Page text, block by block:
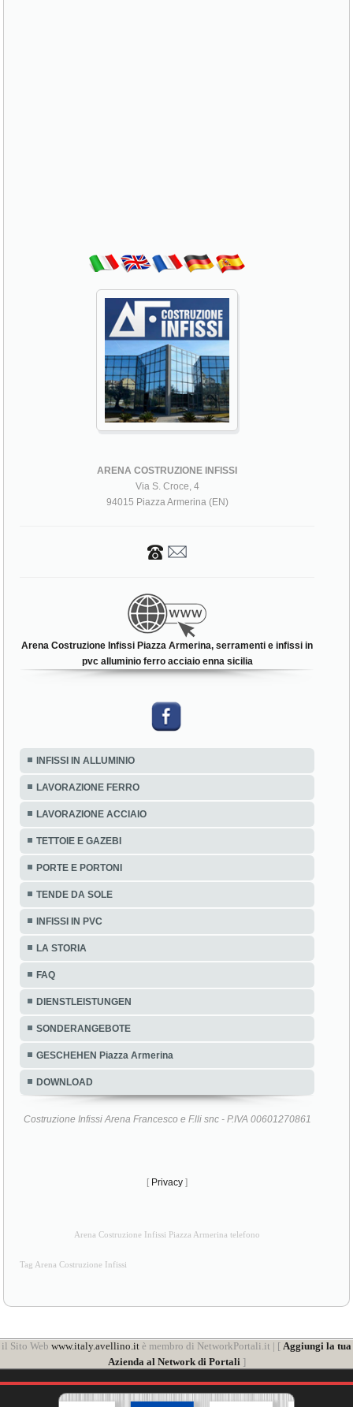
ARENA COSTRUZIONE INFISSI
Via S. Croce, 4
94015 Piazza Armerina (EN)
Arena Costruzione Infissi Piazza Armerina, serramenti e infissi in
pvc alluminio ferro acciaio enna sicilia
INFISSI IN ALLUMINIO
LAVORAZIONE FERRO
LAVORAZIONE ACCIAIO
TETTOIE E GAZEBI
PORTE E PORTONI
TENDE DA SOLE
INFISSI IN PVC
LA STORIA
FAQ
DIENSTLEISTUNGEN
SONDERANGEBOTE
GESCHEHEN Piazza Armerina
DOWNLOAD
Costruzione Infissi Arena Francesco e F.lli snc - P.IVA 00601270861
[ Privacy ]
Arena Costruzione Infissi Piazza Armerina telefono
Tag Arena Costruzione Infissi
il Sito Web www.italy.avellino.it è membro di NetworkPortali.it | [ Aggiungi la tua
Azienda al Network di Portali ]